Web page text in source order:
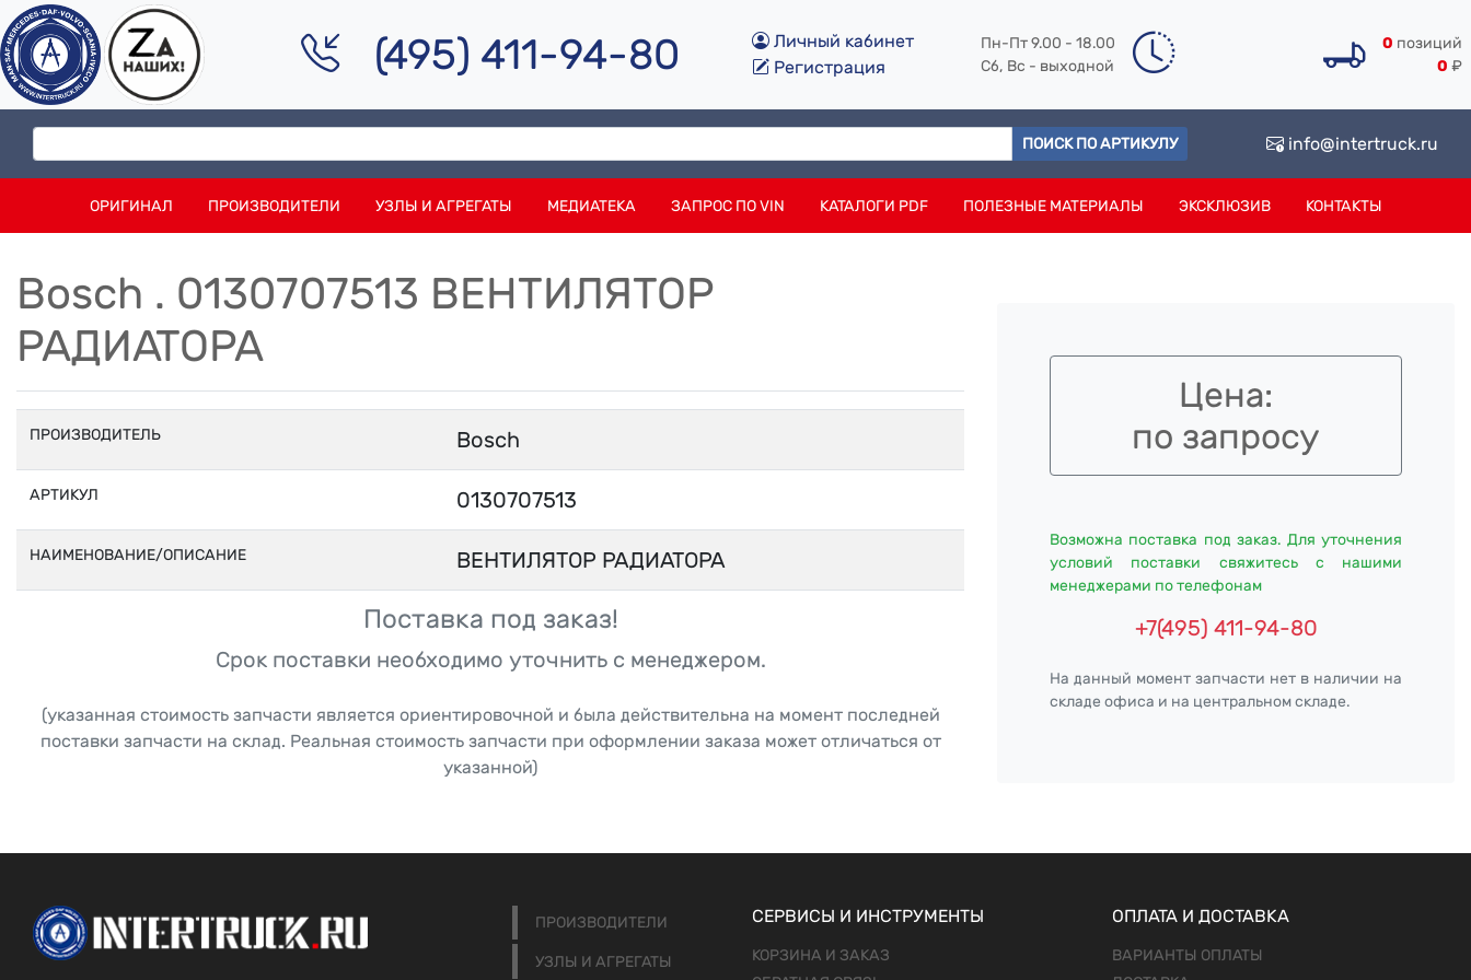
(495) 411-94-80
Личный кабинет
Регистрация
Пн-Пт 9.00 - 18.00
Сб, Вс - выходной
0 позиций
0 ₽
ПОИСК ПО АРТИКУЛУ info@intertruck.ru
ОРИГИНАЛ ПРОИЗВОДИТЕЛИ УЗЛЫ И АГРЕГАТЫ МЕДИАТЕКА ЗАПРОС ПО VIN КАТАЛОГИ PDF ПОЛЕЗНЫЕ МАТЕРИАЛЫ ЭКСКЛЮЗИВ КОНТАКТЫ
Bosch . 0130707513 ВЕНТИЛЯТОР
РАДИАТОРА
ПРОИЗВОДИТЕЛЬ Bosch
АРТИКУЛ 0130707513
НАИМЕНОВАНИЕ/ОПИСАНИЕ ВЕНТИЛЯТОР РАДИАТОРА
Поставка под заказ!
Срок поставки необходимо уточнить с менеджером.
(указанная стоимость запчасти является ориентировочной и была действительна на момент последней
поставки запчасти на склад. Реальная стоимость запчасти при оформлении заказа может отличаться от
указанной)
Цена:
по запросу
Возможна поставка под заказ. Для уточнения
условий поставки свяжитесь с нашими
менеджерами по телефонам
+7(495) 411-94-80
На данный момент запчасти нет в наличии на
складе офиса и на центральном складе.
ПРОИЗВОДИТЕЛИ
УЗЛЫ И АГРЕГАТЫ
СЕРВИСЫ И ИНСТРУМЕНТЫ
КОРЗИНА И ЗАКАЗ
ОПЛАТА И ДОСТАВКА
ВАРИАНТЫ ОПЛАТЫ